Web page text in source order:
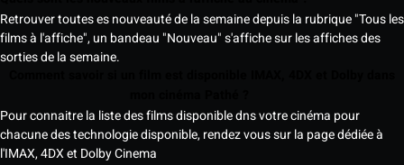
Retrouver toutes es nouveauté de la semaine depuis la rubrique "Tous les
films à l'affiche", un bandeau "Nouveau" s'affiche sur les affiches des
sorties de la semaine.
Pour connaitre la liste des films disponible dns votre cinéma pour
chacune des technologie disponible, rendez vous sur la page dédiée à
l'IMAX, 4DX et Dolby Cinema